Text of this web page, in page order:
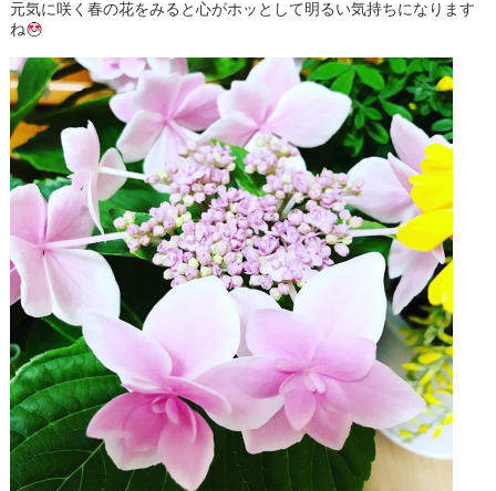
元気に咲く春の花をみると心がホッとして明るい気持ちになります
ね